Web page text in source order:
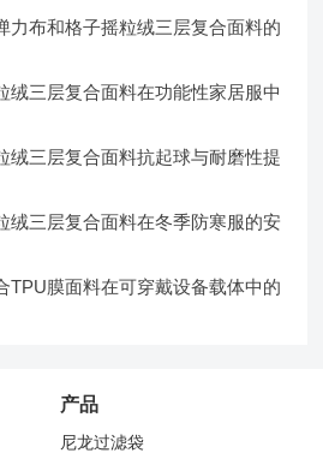
力布和格子摇粒绒三层复合面料的
绒三层复合面料在功能性家居服中
绒三层复合面料抗起球与耐磨性提
绒三层复合面料在冬季防寒服的安
TPU膜面料在可穿戴设备载体中的
产品
尼龙过滤袋